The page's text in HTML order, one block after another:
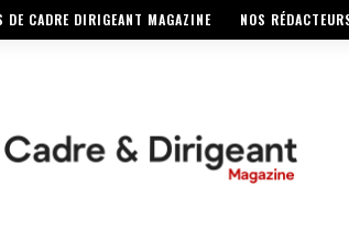
DE CADRE DIRIGEANT MAGAZINE NOS